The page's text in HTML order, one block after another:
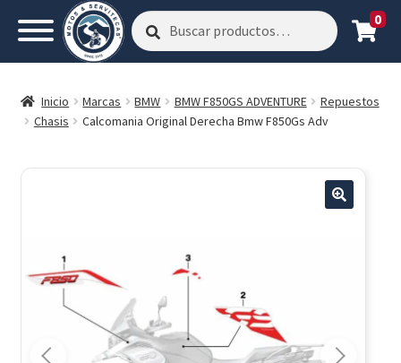
Buscar
por:
Buscar 0
Inicio Marcas BMW BMW F850GS ADVENTURE
Repuestos
Chasis
Calcomania Original Derecha Bmw F850Gs Adv